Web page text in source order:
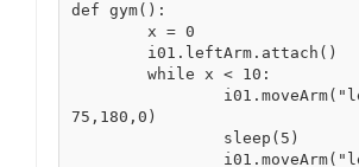
def gym():
75,180,0)